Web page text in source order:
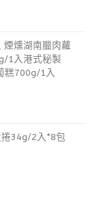
煙燻湖南臘肉蘿
1入港式秘製
糕700g/1入
34g/2入*8包